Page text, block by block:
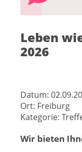
Leben
2026
Datum:
Ort: Freiburg
Kategorie:
Wir bieten